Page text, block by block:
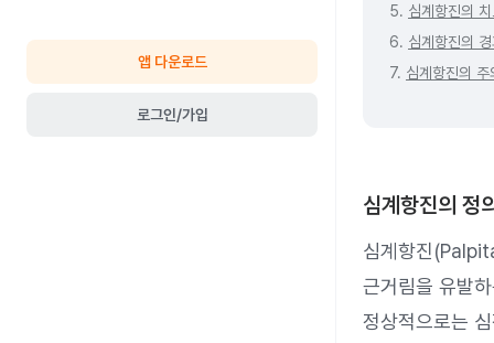
앱 다운로드
로그인/가입
5. 심계항진의
6. 심계항진의
7. 심계항진의 주
심계항진의 정
심계항진
근거림을 유발
정상적으로는